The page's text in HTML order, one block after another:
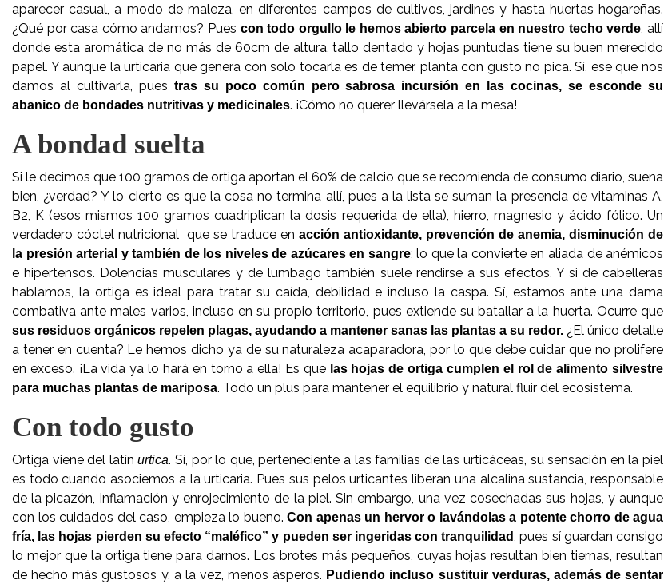
aparecer casual, a modo de maleza, en diferentes campos de cultivos, jardines y hasta huertas hogareñas.
¿Qué por casa cómo andamos? Pues con todo orgullo le hemos abierto parcela en nuestro techo verde, allí
donde esta aromática de no más de 60cm de altura, tallo dentado y hojas puntudas tiene su buen merecido
papel. Y aunque la urticaria que genera con solo tocarla es de temer, planta con gusto no pica. Sí, ese que nos
damos al cultivarla, pues tras su poco común pero sabrosa incursión en las cocinas, se esconde su
abanico de bondades nutritivas y medicinales. ¡Cómo no querer llevársela a la mesa!
A bondad suelta
Si le decimos que 100 gramos de ortiga aportan el 60% de calcio que se recomienda de consumo diario, suena
bien, ¿verdad? Y lo cierto es que la cosa no termina allí, pues a la lista se suman la presencia de vitaminas A,
B2, K (esos mismos 100 gramos cuadriplican la dosis requerida de ella), hierro, magnesio y ácido fólico. Un
verdadero cóctel nutricional que se traduce enacción antioxidante, prevención de anemia, disminución de
la presión arterial y también de los niveles de azúcares en sangre; lo que la convierte en aliada de anémicos
e hipertensos. Dolencias musculares y de lumbago también suele rendirse a sus efectos. Y si de cabelleras
hablamos, la ortiga es ideal para tratar su caída, debilidad e incluso la caspa. Sí, estamos ante una dama
combativa ante males varios, incluso en su propio territorio, pues extiende su batallar a la huerta. Ocurre que
sus residuos orgánicos repelen plagas, ayudando a mantener sanas las plantas a su redor. ¿El único detalle
a tener en cuenta? Le hemos dicho ya de su naturaleza acaparadora, por lo que debe cuidar que no prolifere
en exceso. ¡La vida ya lo hará en torno a ella! Es que las hojas de ortiga cumplen el rol de alimento silvestre
para muchas plantas de mariposa. Todo un plus para mantener el equilibrio y natural fluir del ecosistema.
Con todo gusto
Ortiga viene del latínurtica. Sí, por lo que, perteneciente a las familias de las urticáceas, su sensación en la piel
es todo cuando asociemos a la urticaria. Pues sus pelos urticantes liberan una alcalina sustancia, responsable
de la picazón, inflamación y enrojecimiento de la piel. Sin embargo, una vez cosechadas sus hojas, y aunque
con los cuidados del caso, empieza lo bueno.Con apenas un hervor o lavándolas a potente chorro de agua
fría, las hojas pierden su efecto “maléfico” y pueden ser ingeridas con tranquilidad, pues sí guardan consigo
lo mejor que la ortiga tiene para darnos. Los brotes más pequeños, cuyas hojas resultan bien tiernas, resultan
de hecho más gustosos y, a la vez, menos ásperos. Pudiendo incluso sustituir verduras, además de sentar